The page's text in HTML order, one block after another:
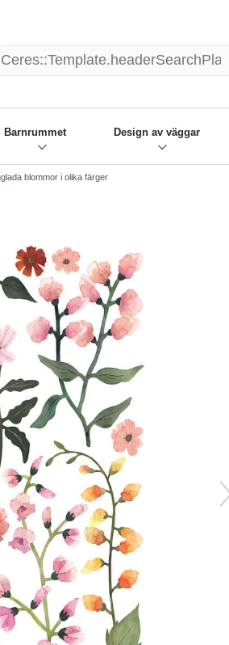
Barnrummet Design av väggar
blommor i olika färger